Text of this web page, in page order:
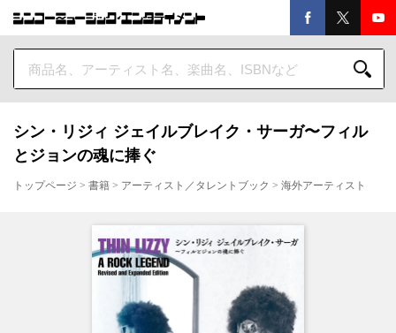
シン・リジィ ジェイルブレイク・サーガ〜フィル
とジョンの魂に捧ぐ
トップページ > 書籍 > アーティスト／タレントブック > 海外アーティスト